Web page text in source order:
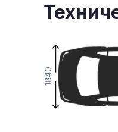
1840